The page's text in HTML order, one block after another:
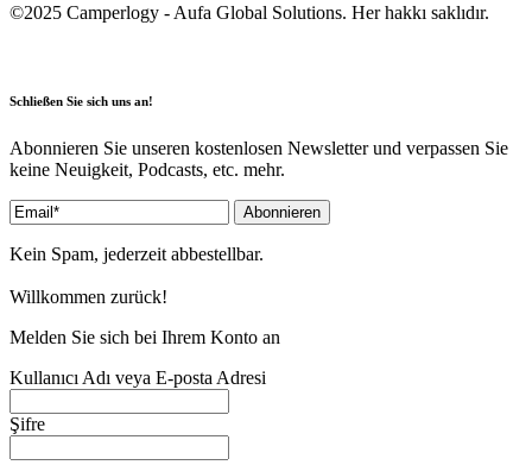
©2025 Camperlogy - Aufa Global Solutions. Her hakkı saklıdır.
Schließen Sie sich uns an!
Abonnieren Sie unseren kostenlosen Newsletter und verpassen Sie
keine Neuigkeit, Podcasts, etc. mehr.
Kein Spam, jederzeit abbestellbar.
Willkommen zurück!
Melden Sie sich bei Ihrem Konto an
Kullanıcı Adı veya E-posta Adresi
Şifre